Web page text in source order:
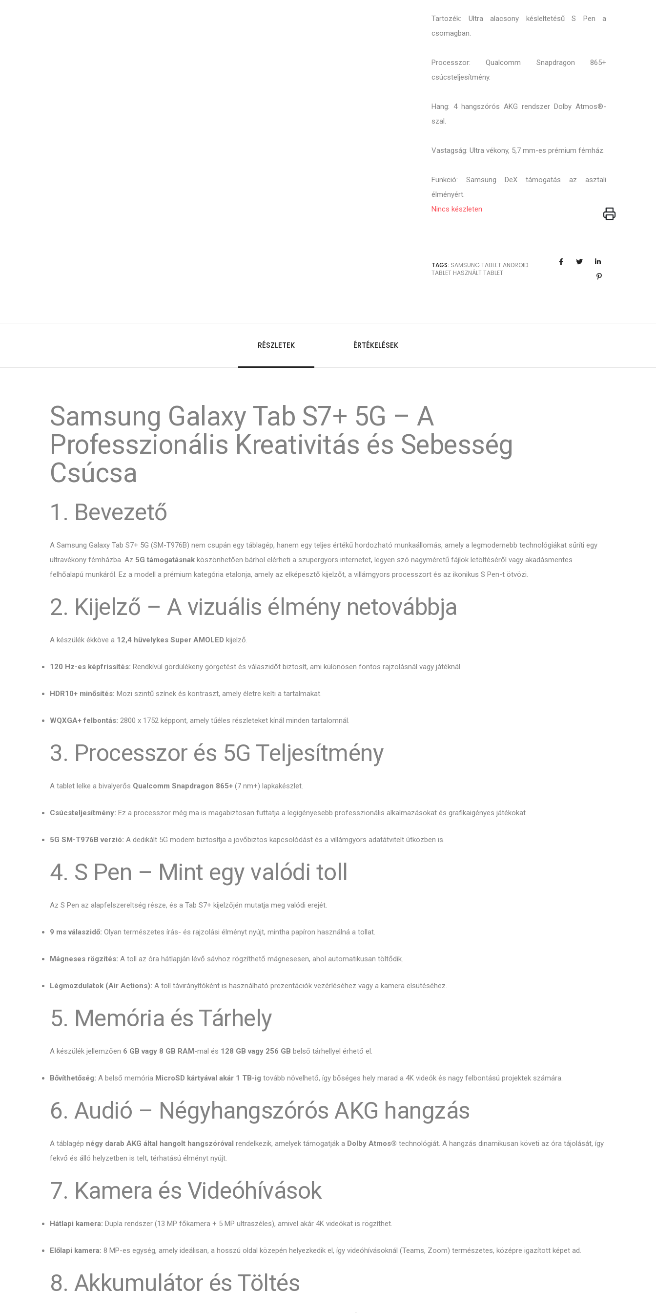
Tartozék: Ultra alacsony késleltetésű S Pen a
csomagban.
Processzor: Qualcomm Snapdragon 865+
csúcsteljesítmény.
Hang: 4 hangszórós AKG rendszer Dolby Atmos®-
szal.
Vastagság: Ultra vékony, 5,7 mm-es prémium fémház.
Funkció: Samsung DeX támogatás az asztali
élményért.
Nincs készleten
TAGS: SAMSUNG TABLETANDROID
TABLET HASZNÁLT TABLET
RÉSZLETEK ÉRTÉKELÉSEK
Samsung Galaxy Tab S7+ 5G – A
Professzionális Kreativitás és Sebesség
Csúcsa
1. Bevezető
A Samsung Galaxy Tab S7+ 5G (SM-T976B) nem csupán egy táblagép, hanem egy teljes értékű hordozható munkaállomás, amely a legmodernebb technológiákat sűríti egy
ultravékony fémházba. Az 5G támogatásnak köszönhetően bárhol elérheti a szupergyors internetet, legyen szó nagyméretű fájlok letöltéséről vagy akadásmentes
felhőalapú munkáról. Ez a modell a prémium kategória etalonja, amely az elképesztő kijelzőt, a villámgyors processzort és az ikonikus S Pen-t ötvözi.
2. Kijelző – A vizuális élmény netovábbja
A készülék ékköve a 12,4 hüvelykes Super AMOLED kijelző.
120 Hz-es képfrissítés: Rendkívül gördülékeny görgetést és válaszidőt biztosít, ami különösen fontos rajzolásnál vagy játéknál.
HDR10+ minősítés: Mozi szintű színek és kontraszt, amely életre kelti a tartalmakat.
WQXGA+ felbontás: 2800 x 1752 képpont, amely tűéles részleteket kínál minden tartalomnál.
3. Processzor és 5G Teljesítmény
A tablet lelke a bivalyerős Qualcomm Snapdragon 865+ (7 nm+) lapkakészlet.
Csúcsteljesítmény: Ez a processzor még ma is magabiztosan futtatja a legigényesebb professzionális alkalmazásokat és grafikaigényes játékokat.
5G SM-T976B verzió: A dedikált 5G modem biztosítja a jövőbiztos kapcsolódást és a villámgyors adatátvitelt útközben is.
4. S Pen – Mint egy valódi toll
Az S Pen az alapfelszereltség része, és a Tab S7+ kijelzőjén mutatja meg valódi erejét.
9 ms válaszidő: Olyan természetes írás- és rajzolási élményt nyújt, mintha papíron használná a tollat.
Mágneses rögzítés: A toll az óra hátlapján lévő sávhoz rögzíthető mágnesesen, ahol automatikusan töltődik.
Légmozdulatok (Air Actions): A toll távirányítóként is használható prezentációk vezérléséhez vagy a kamera elsütéséhez.
5. Memória és Tárhely
A készülék jellemzően 6 GB vagy 8 GB RAM -mal és 128 GB vagy 256 GB belső tárhellyel érhető el.
Bővíthetőség: A belső memória MicroSD kártyával akár 1 TB-ig tovább növelhető, így bőséges hely marad a 4K videók és nagy felbontású projektek számára.
6. Audió – Négyhangszórós AKG hangzás
A táblagép négy darab AKG által hangolt hangszóróval rendelkezik, amelyek támogatják a Dolby Atmos® technológiát. A hangzás dinamikusan követi az óra tájolását, így
fekvő és álló helyzetben is telt, térhatású élményt nyújt.
7. Kamera és Videóhívások
Hátlapi kamera: Dupla rendszer (13 MP főkamera + 5 MP ultraszéles), amivel akár 4K videókat is rögzíthet.
Előlapi kamera: 8 MP-es egység, amely ideálisan, a hosszú oldal közepén helyezkedik el, így videóhívásoknál (Teams, Zoom) természetes, középre igazított képet ad.
8. Akkumulátor és Töltés